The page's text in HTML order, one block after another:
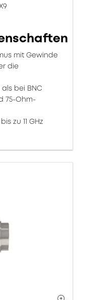
mit Gewinde
die
bei BNC
75-Ohm-
zu 11 GHz